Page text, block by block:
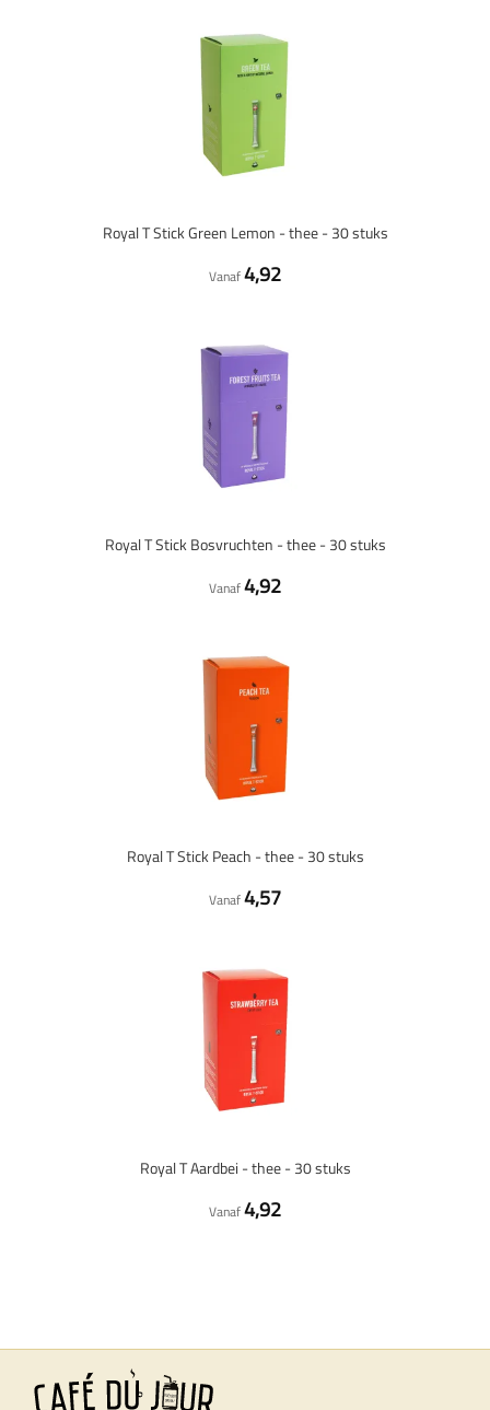
Royal T Stick Green Lemon - thee - 30 stuks
Vanaf4,92
Royal T Stick Bosvruchten - thee - 30 stuks
Vanaf4,92
Royal T Stick Peach - thee - 30 stuks
Vanaf4,57
Royal T Aardbei - thee - 30 stuks
Vanaf4,92